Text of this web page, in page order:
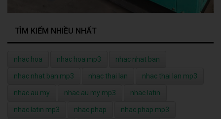
TÌM KIẾM NHIỀU NHẤT
nhac hoa nhac hoa mp3 nhac nhat ban
nhac nhat ban mp3 nhac thai lan nhac thai lan mp3
nhac au my nhac au my mp3 nhac latin
nhac latin mp3 nhac phap nhac phap mp3